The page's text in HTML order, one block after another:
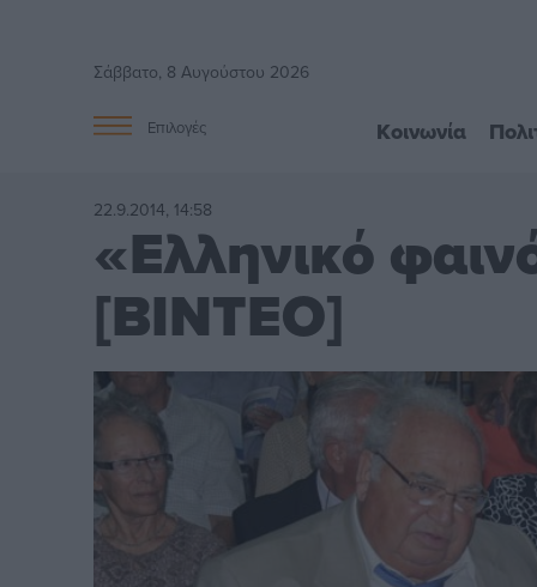
Σάββατο, 8 Αυγούστου 2026
Επιλογές Κοινωνία
22.9.2014, 14:58
«Ελληνικό
[ΒΙΝΤΕΟ]